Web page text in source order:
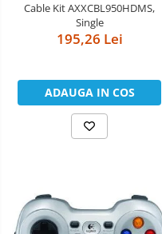
Cable Kit AXXCBL950HDMS,
Single
195,26 Lei
ADAUGA IN COS